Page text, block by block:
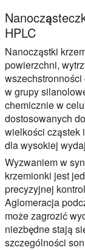
HPLC
Nanocząstki
powierzchni,
w grupy
chemicznie w
dostosowanych
wielkości cząstek
dla wysokiej
Wyzwaniem w
krzemionki jest
precyzyjnej
Aglomeracja
może zagrozić
niezbędne stają
szczególności